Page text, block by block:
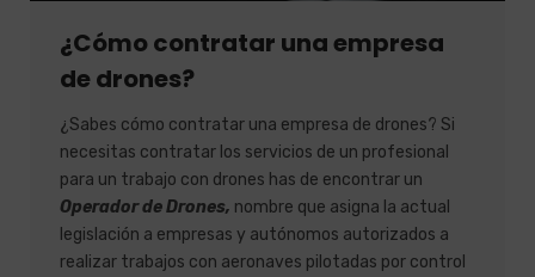
¿Cómo contratar una empresa
de drones?
¿Sabes cómo contratar una empresa de drones? Si
necesitas contratar los servicios de un profesional
para un trabajo con drones has de encontrar un
Operador de Drones, nombre que asigna la actual
legislación a empresas y autónomos autorizados a
realizar trabajos con aeronaves pilotadas por control